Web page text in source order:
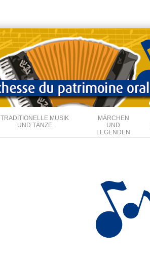
Inhalt
TRADITIONELLE MUSIK
UND TÄNZE
MÄRCHEN
UND
LEGENDEN